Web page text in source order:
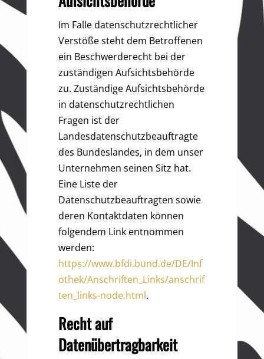
Im Falle datenschutzrechtlicher
Verstöße steht dem Betroffenen
ein Beschwerderecht bei der
zuständigen Aufsichtsbehörde
zu. Zuständige Aufsichtsbehörde
in datenschutzrechtlichen
Fragen ist der
Landesdatenschutzbeauftragte
des Bundeslandes, in dem unser
Unternehmen seinen Sitz hat.
Eine Liste der
Datenschutzbeauftragten sowie
deren Kontaktdaten können
folgendem Link entnommen
werden:
https://www.bfdi.bund.de/DE/Inf
othek/Anschriften_Links/anschrif
ten_links-node.html.
Recht auf
Datenübertragbarkeit